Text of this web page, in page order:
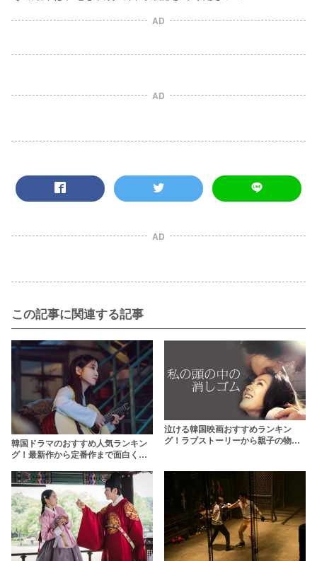
AD
AD
AD
この記事に関連する記事
韓国ドラマのおすすめ人気ランキン
グ！最新作から定番作まで面白くて
泣ける韓国映画おすすめランキン
グ！ラブストーリーから親子の物語